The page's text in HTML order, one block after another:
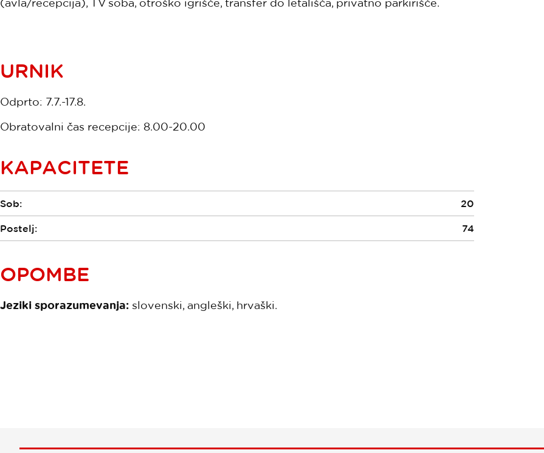
(avla/recepcija), TV soba, otroško igrišče, transfer do letališča, privatno parkirišče.
URNIK
Odprto: 7.7.-17.8.
Obratovalni čas recepcije: 8.00-20.00
KAPACITETE
Sob: 20
Postelj: 74
OPOMBE
Jeziki sporazumevanja: slovenski, angleški, hrvaški.